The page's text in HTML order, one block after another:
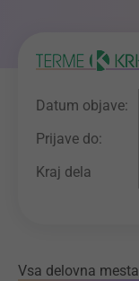
Datum objave:
Prijave do:
Kraj dela
Vsa delovna mesta